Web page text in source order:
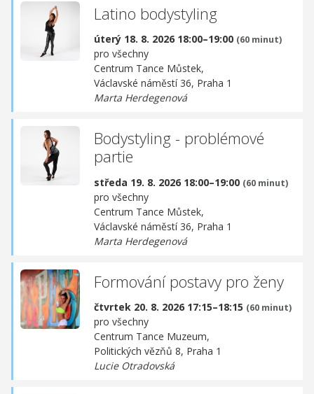
Latino bodystyling
úterý 18. 8. 2026 18:00–19:00 (60 minut)
pro všechny
Centrum Tance Můstek,
Václavské náměstí 36, Praha 1
Marta Herdegenová
Bodystyling - problémové
partie
středa 19. 8. 2026 18:00–19:00 (60 minut)
pro všechny
Centrum Tance Můstek,
Václavské náměstí 36, Praha 1
Marta Herdegenová
Formování postavy pro ženy
čtvrtek 20. 8. 2026 17:15–18:15 (60 minut)
pro všechny
Centrum Tance Muzeum,
Politických vězňů 8, Praha 1
Lucie Otradovská